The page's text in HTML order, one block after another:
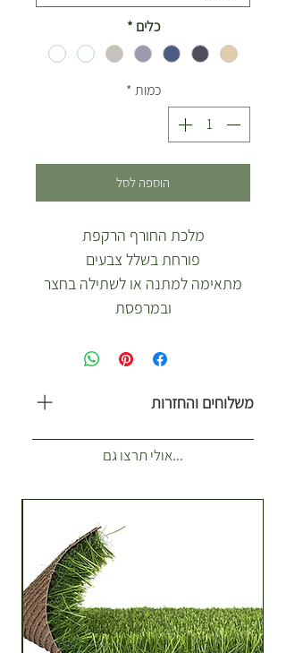
כלים *
כמות *
הוספה לסל
מלכת החורף הרקפת
פורחת בשלל צבעים
מתאימה למתנה או לשתילה בחצר
ובמרפסת
...אולי תרצו גם
משלוחים והחזרות
משלוח עולה 35 ש”ח. כולל 1-2 ארגזים.
(לא כולל צמחים לאירועים) איזורי
כל הארץ מתומכר בנפרד. **משלוחים
של צמחים לאירועים מתומכרים
בהתאם למרחק ע"פ מחירון הובלות
של מובילים חיצוניים עם רכב מסחרי
גדול. לקבלת מחירון הובלות לאירועים
יש ליצור קשר. זמן הגעה עד 7 ימי